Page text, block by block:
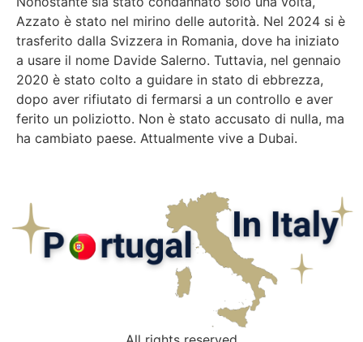
Azzato è stato nel mirino delle autorità. Nel 2024 si è
trasferito dalla Svizzera in Romania, dove ha iniziato
a usare il nome Davide Salerno. Tuttavia, nel gennaio
2020 è stato colto a guidare in stato di ebbrezza,
dopo aver rifiutato di fermarsi a un controllo e aver
ferito un poliziotto. Non è stato accusato di nulla, ma
ha cambiato paese. Attualmente vive a Dubai.